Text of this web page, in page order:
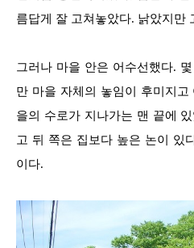
름답게 잘 고쳐놓았다. 낡았지만
그러나 마을 안은 어수선했다.
만 마을 자체의 놓임이 후미지
을의 수로가 지나가는 맨 끝에
고 뒤 쪽은 집보다 높은 논이 있
이다.